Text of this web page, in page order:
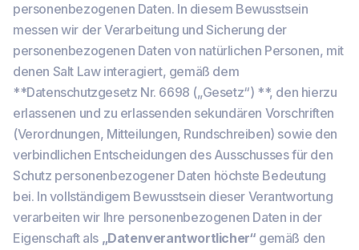
personenbezogenen Daten. In diesem Bewusstsein
messen wir der Verarbeitung und Sicherung der
personenbezogenen Daten von natürlichen Personen, mit
denen Salt Law interagiert, gemäß dem
**Datenschutzgesetz Nr. 6698 („Gesetz“) **, den hierzu
erlassenen und zu erlassenden sekundären Vorschriften
(Verordnungen, Mitteilungen, Rundschreiben) sowie den
verbindlichen Entscheidungen des Ausschusses für den
Schutz personenbezogener Daten höchste Bedeutung
bei. In vollständigem Bewusstsein dieser Verantwortung
verarbeiten wir Ihre personenbezogenen Daten in der
Eigenschaft als „Datenverantwortlicher“ gemäß den